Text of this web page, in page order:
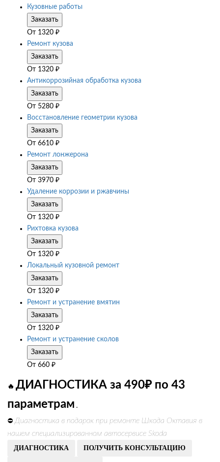
Кузовные работы
Заказать
От 1320 ₽
Ремонт кузова
Заказать
От 1320 ₽
Антикоррозийная обработка кузова
Заказать
От 5280 ₽
Восстановление геометрии кузова
Заказать
От 6610 ₽
Ремонт лонжерона
Заказать
От 3970 ₽
Удаление коррозии и ржавчины
Заказать
От 1320 ₽
Рихтовка кузова
Заказать
От 1320 ₽
Локальный кузовной ремонт
Заказать
От 1320 ₽
Ремонт и устранение вмятин
Заказать
От 1320 ₽
Ремонт и устранение сколов
Заказать
От 660 ₽
🔥 ДИАГНОСТИКА за 490₽ по 43
параметрам .
⛔ Диагностика в подарок при ремонте Шкода Октавия в
нашем специализированном автосервисе Skoda
ДИАГНОСТИКА ПОЛУЧИТЬ КОНСУЛЬТАЦИЮ